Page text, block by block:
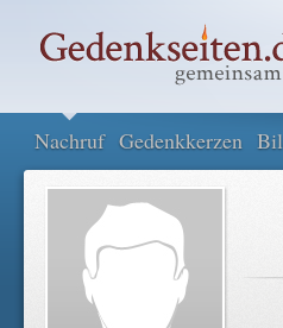
Nachruf Gedenkkerzen